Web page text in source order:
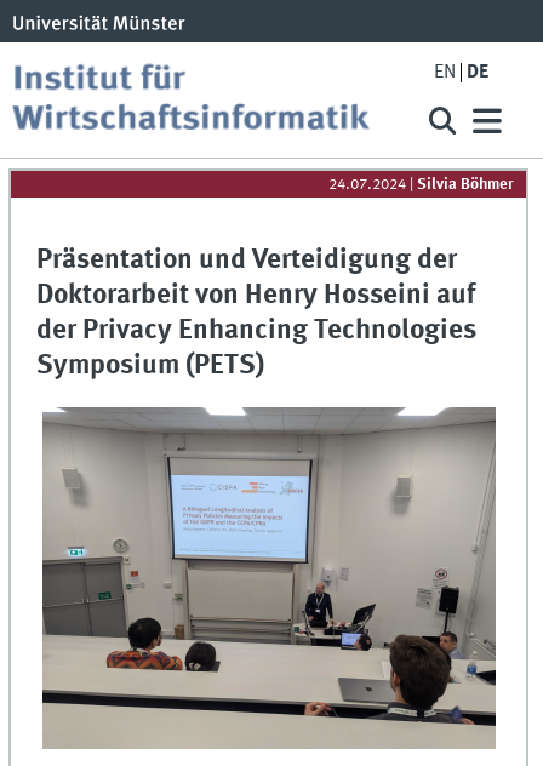
EN DE
24.07.2024 |Silvia Böhmer
Präsentation und Verteidigung der
Doktorarbeit von Henry Hosseini auf
der Privacy Enhancing Technologies
Symposium (PETS)